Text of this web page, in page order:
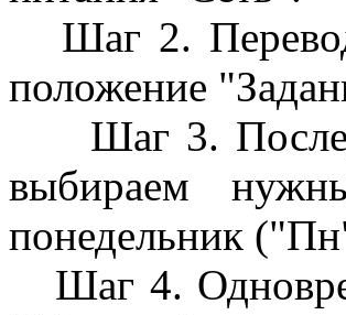
Шаг 2.
положение
Шаг 3.
выбираем
понедельник
Шаг 4.